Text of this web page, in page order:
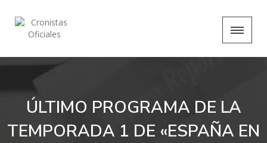
ÚLTIMO PROGRAMA DE LA
TEMPORADA 1 DE «ESPAÑA EN